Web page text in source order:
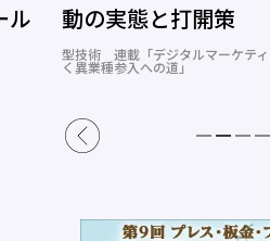
ル
動の実態と打開策
型技術 連載「デジタルマーケティ
く異業種参入への道」